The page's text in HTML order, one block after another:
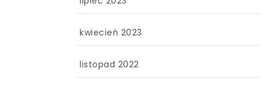
kwiecień 2023
listopad 2022